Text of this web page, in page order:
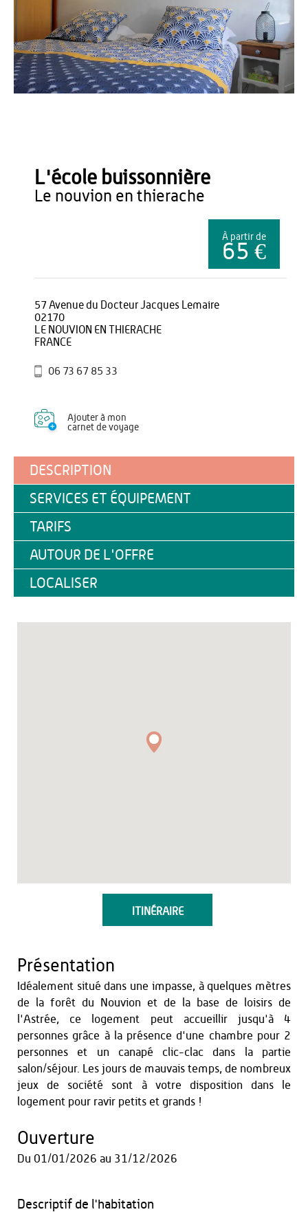
OT du Pays de Thiérache
L'école buissonnière
le nouvion en thierache
À partir de
65 €
57 Avenue du Docteur Jacques Lemaire
02170
LE NOUVION EN THIERACHE
FRANCE
06 73 67 85 33
Ajouter à mon
carnet de voyage
DESCRIPTION
SERVICES ET ÉQUIPEMENT
TARIFS
AUTOUR DE L'OFFRE
LOCALISER
ITINÉRAIRE
Présentation
Idéalement situé dans une impasse, à quelques mètres
de la forêt du Nouvion et de la base de loisirs de
l'Astrée, ce logement peut accueillir jusqu'à 4
personnes grâce à la présence d'une chambre pour 2
personnes et un canapé clic-clac dans la partie
salon/séjour. Les jours de mauvais temps, de nombreux
jeux de société sont à votre disposition dans le
logement pour ravir petits et grands !
Ouverture
Du 01/01/2026 au 31/12/2026
Descriptif de l'habitation